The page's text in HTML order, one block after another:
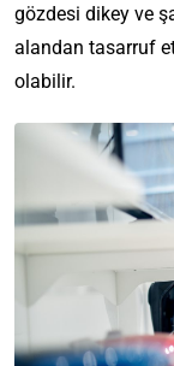
gözdesi dikey ve
alandan tasarruf
olabilir.